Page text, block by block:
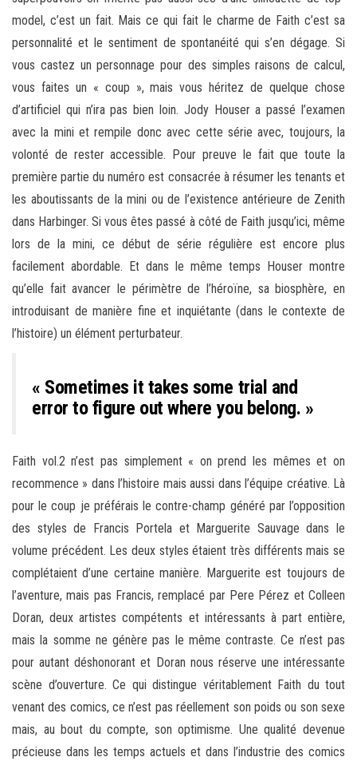
model, c’est un fait. Mais ce qui fait le charme de Faith c’est sa
personnalité et le sentiment de spontanéité qui s’en dégage. Si
vous castez un personnage pour des simples raisons de calcul,
vous faites un « coup », mais vous héritez de quelque chose
d’artificiel qui n’ira pas bien loin. Jody Houser a passé l’examen
avec la mini et rempile donc avec cette série avec, toujours, la
volonté de rester accessible. Pour preuve le fait que toute la
première partie du numéro est consacrée à résumer les tenants et
les aboutissants de la mini ou de l’existence antérieure de Zenith
dans Harbinger. Si vous êtes passé à côté de Faith jusqu’ici, même
lors de la mini, ce début de série régulière est encore plus
facilement abordable. Et dans le même temps Houser montre
qu’elle fait avancer le périmètre de l’héroïne, sa biosphère, en
introduisant de manière fine et inquiétante (dans le contexte de
l’histoire) un élément perturbateur.
« Sometimes it takes some trial and
error to figure out where you belong. »
Faith vol.2 n’est pas simplement « on prend les mêmes et on
recommence » dans l’histoire mais aussi dans l’équipe créative. Là
pour le coup je préférais le contre-champ généré par l’opposition
des styles de Francis Portela et Marguerite Sauvage dans le
volume précédent. Les deux styles étaient très différents mais se
complétaient d’une certaine manière. Marguerite est toujours de
l’aventure, mais pas Francis, remplacé par Pere Pérez et Colleen
Doran, deux artistes compétents et intéressants à part entière,
mais la somme ne génère pas le même contraste. Ce n’est pas
pour autant déshonorant et Doran nous réserve une intéressante
scène d’ouverture. Ce qui distingue véritablement Faith du tout
venant des comics, ce n’est pas réellement son poids ou son sexe
mais, au bout du compte, son optimisme. Une qualité devenue
précieuse dans les temps actuels et dans l’industrie des comics